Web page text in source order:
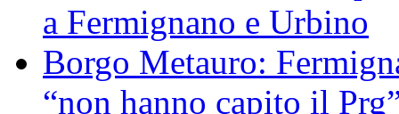
a Fermignano e Urbino
Borgo Metauro:
“non hanno capito il